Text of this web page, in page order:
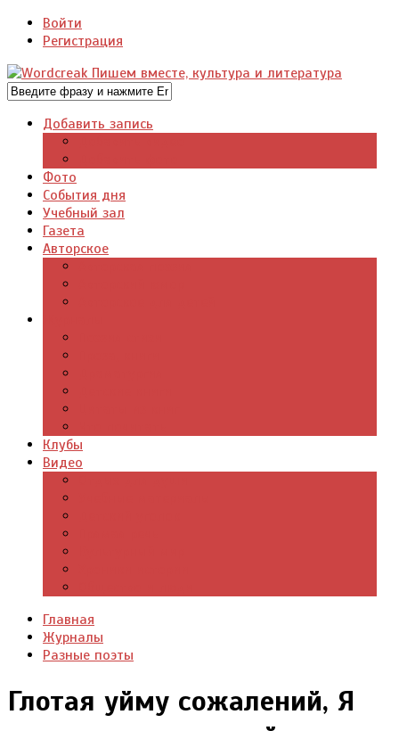
Войти
Регистрация
Добавить запись
Фото
События дня
Учебный зал
Газета
Авторское
Клубы
Видео
Главная
Журналы
Разные поэты
Глотая уйму сожалений, Я